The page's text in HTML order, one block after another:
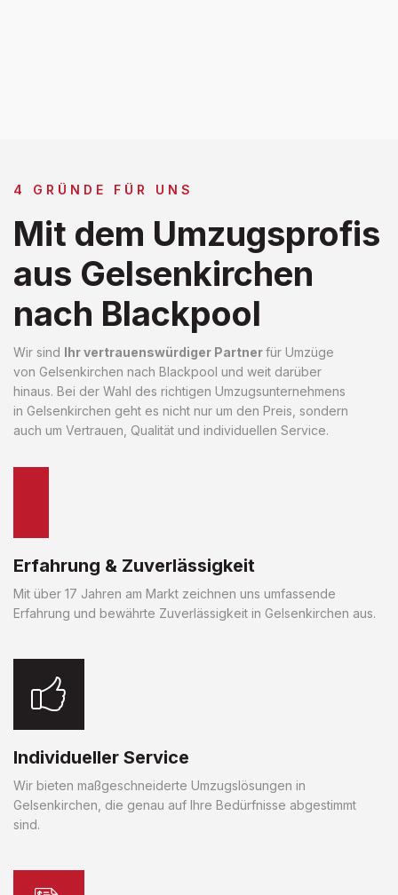
4 GRÜNDE FÜR UNS
Mit dem Umzugsprofis
aus Gelsenkirchen
nach Blackpool
Wir sind Ihr vertrauenswürdiger Partnerfür Umzüge
von Gelsenkirchen nach Blackpool und weit darüber
hinaus. Bei der Wahl des richtigen Umzugsunternehmens
in Gelsenkirchen geht es nicht nur um den Preis, sondern
auch um Vertrauen, Qualität und individuellen Service.
Erfahrung & Zuverlässigkeit
Mit über 17 Jahren am Markt zeichnen uns umfassende
Erfahrung und bewährte Zuverlässigkeit in Gelsenkirchen aus.
Individueller Service
Wir bieten maßgeschneiderte Umzugslösungen in
Gelsenkirchen, die genau auf Ihre Bedürfnisse abgestimmt
sind.